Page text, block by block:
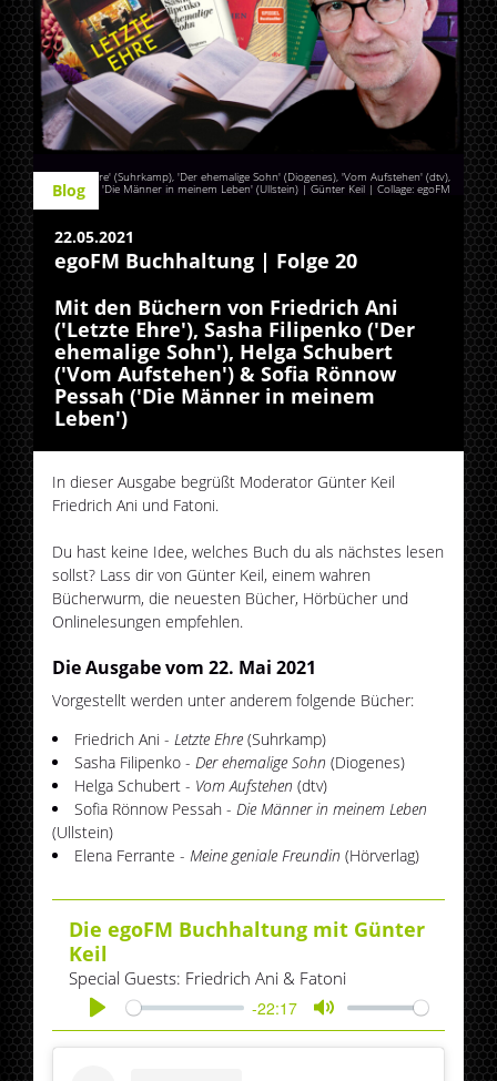
'Letzte Ehre' (Suhrkamp), 'Der ehemalige Sohn' (Diogenes), 'Vom Aufstehen' (dtv),
'Die Männer in meinem Leben' (Ullstein) | Günter Keil | Collage: egoFM
Blog
22.05.2021
egoFM Buchhaltung | Folge 20
Mit den Büchern von Friedrich Ani
('Letzte Ehre'), Sasha Filipenko ('Der
ehemalige Sohn'), Helga Schubert
('Vom Aufstehen') & Sofia Rönnow
Pessah ('Die Männer in meinem
Leben')
In dieser Ausgabe begrüßt Moderator Günter Keil
Friedrich Ani und Fatoni.
Du hast keine Idee, welches Buch du als nächstes lesen
sollst? Lass dir von Günter Keil, einem wahren
Bücherwurm, die neuesten Bücher, Hörbücher und
Onlinelesungen empfehlen.
Die Ausgabe vom 22. Mai 2021
Vorgestellt werden unter anderem folgende Bücher:
Friedrich Ani - Letzte Ehre(Suhrkamp)
Sasha Filipenko - Der ehemalige Sohn (Diogenes)
Helga Schubert - Vom Aufstehen (dtv)
Sofia Rönnow Pessah - Die Männer in meinem Leben
(Ullstein)
Elena Ferrante - Meine geniale Freundin (Hörverlag)
Die egoFM Buchhaltung mit Günter
Keil
Special Guests: Friedrich Ani & Fatoni
Play
-22:17
Mute